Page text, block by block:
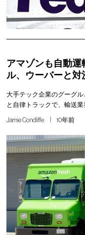
アマゾンも自動
ル、ウーバーと対
大手テック企業のグーグ
と自律トラックで、輸送
Jamie Condliffe 10年前